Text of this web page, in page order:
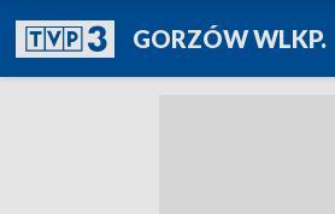
GORZÓW WLKP.
TVP